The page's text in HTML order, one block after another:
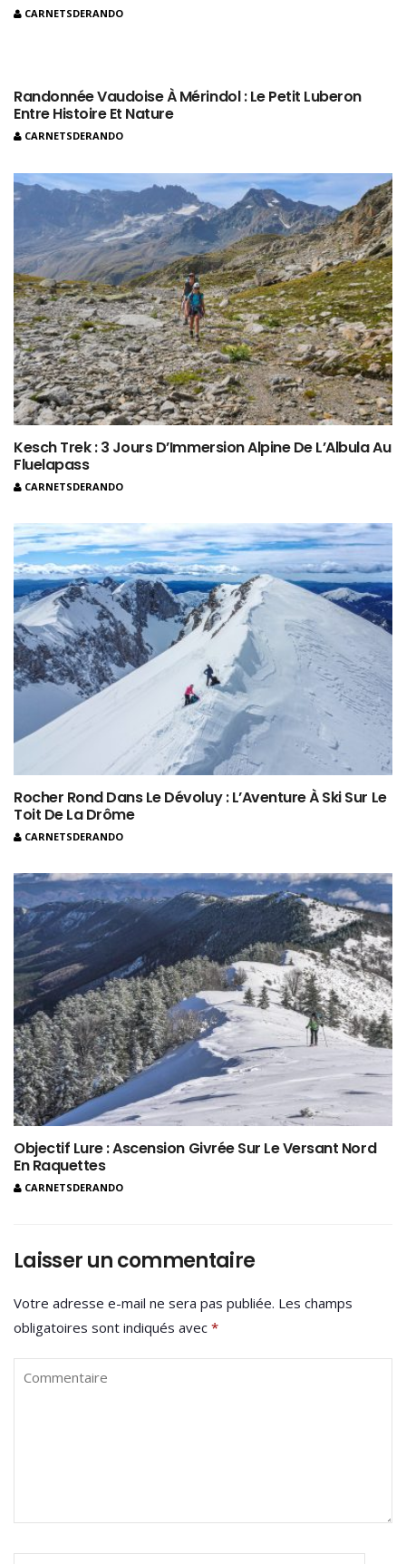
CARNETSDERANDO
Randonnée Vaudoise À Mérindol : Le Petit Luberon
Entre Histoire Et Nature
CARNETSDERANDO
Kesch Trek : 3 Jours D’Immersion Alpine De L’Albula Au
Fluelapass
CARNETSDERANDO
Rocher Rond Dans Le Dévoluy : L’Aventure À Ski Sur Le
Toit De La Drôme
CARNETSDERANDO
Objectif Lure : Ascension Givrée Sur Le Versant Nord
En Raquettes
CARNETSDERANDO
Laisser un commentaire
Votre adresse e-mail ne sera pas publiée. Les champs
obligatoires sont indiqués avec *